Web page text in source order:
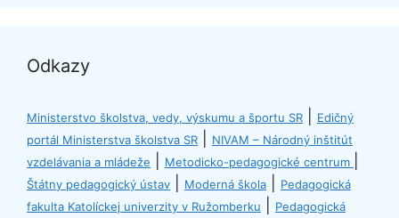
Odkazy
Ministerstvo školstva, vedy, výskumu a športu SR
Edičný
portál Ministerstva školstva SR
NIVAM – Národný inštitút
vzdelávania a mládeže
Metodicko-pedagogické centrum
Štátny pedagogický ústav Moderná škola
Pedagogická
fakulta Katolíckej univerzity v Ružomberku
Pedagogická